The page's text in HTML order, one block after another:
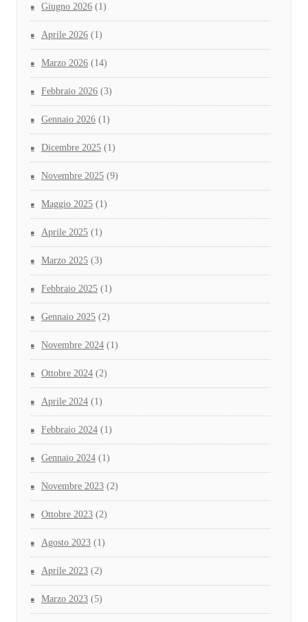
Giugno 2026 (1)
Aprile 2026 (1)
Marzo 2026 (14)
Febbraio 2026 (3)
Gennaio 2026 (1)
Dicembre 2025 (1)
Novembre 2025 (9)
Maggio 2025 (1)
Aprile 2025 (1)
Marzo 2025 (3)
Febbraio 2025 (1)
Gennaio 2025 (2)
Novembre 2024 (1)
Ottobre 2024 (2)
Aprile 2024 (1)
Febbraio 2024 (1)
Gennaio 2024 (1)
Novembre 2023 (2)
Ottobre 2023 (2)
Agosto 2023 (1)
Aprile 2023 (2)
Marzo 2023 (5)